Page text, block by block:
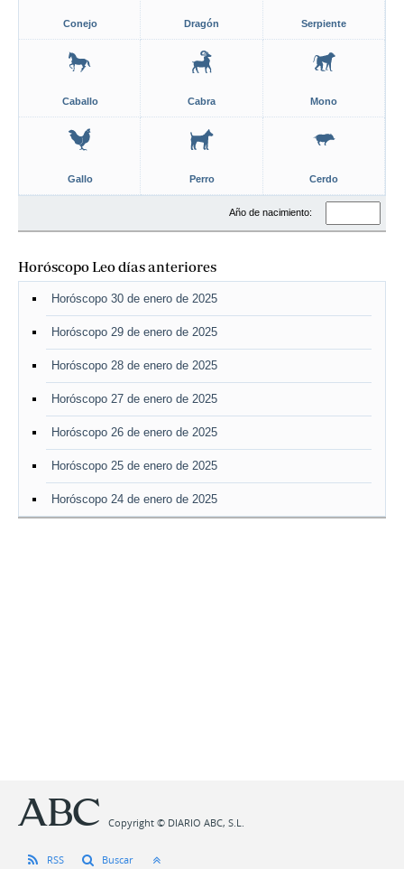
Conejo Dragón Serpiente
Caballo Cabra Mono
Gallo Perro Cerdo
Año de nacimiento:
Horóscopo Leo días anteriores
Horóscopo 30 de enero de 2025
Horóscopo 29 de enero de 2025
Horóscopo 28 de enero de 2025
Horóscopo 27 de enero de 2025
Horóscopo 26 de enero de 2025
Horóscopo 25 de enero de 2025
Horóscopo 24 de enero de 2025
Copyright © DIARIO ABC, S.L.
RSS Buscar